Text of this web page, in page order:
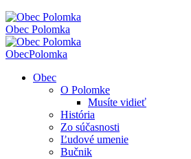
Obec Polomka
ObecPolomka
Obec
O Polomke
Musíte vidieť
História
Zo súčasnosti
Ľudové umenie
Bučnik